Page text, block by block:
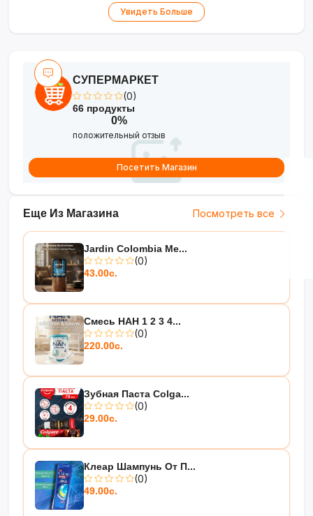
густой концентрат с изогнутым
Увидеть Больше
Еще Из Магазина Посмотреть все
Jardin Colombia Me...
(0)
43.00с.
Смесь НАН 1 2 3 4...
(0)
220.00с.
Зубная Паста Colga...
(0)
29.00с.
Клеар Шампунь От П...
(0)
49.00с.
СУПЕРМАРКЕТ
(0)
66 продукты
0%
положительный отзыв
Посетить Магазин